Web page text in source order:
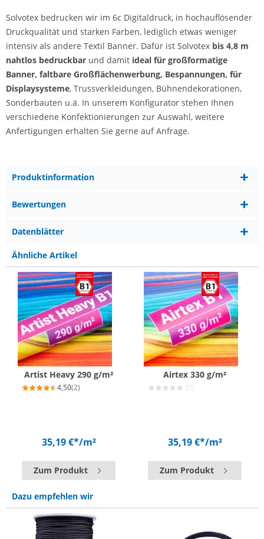
Solvotex bedrucken wir im 6c Digitaldruck, in hochauflösender
Druckqualität und starken Farben, lediglich etwas weniger
intensiv als andere Textil Banner. Dafür ist Solvotex bis 4,8 m
nahtlos bedruckbar und damit ideal für großformatige
Banner, faltbare Großflächenwerbung, Bespannungen, für
Displaysysteme, Trussverkleidungen, Bühnendekorationen,
Sonderbauten u.ä. In unserem Konfigurator stehen Ihnen
verschiedene Konfektionierungen zur Auswahl, weitere
Anfertigungen erhalten Sie gerne auf Anfrage.
Produktinformation
Bewertungen
Datenblätter
Ähnliche Artikel
Artist Heavy 290 g/m²
4,50(2)
35,19 €*/m²
Zum Produkt
Airtex 330 g/m²
(0)
35,19 €*/m²
Zum Produkt
Dazu empfehlen wir